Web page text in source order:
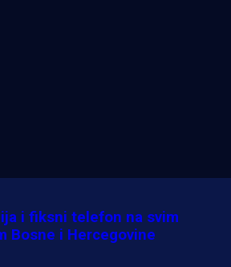
i fiksni telefon na svim
Bosne i Hercegovine